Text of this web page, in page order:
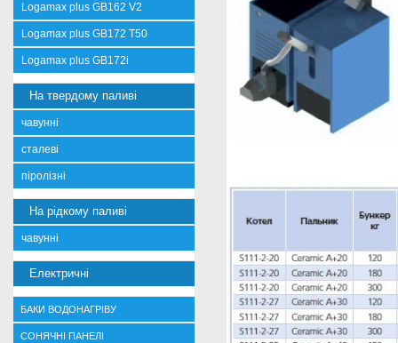
Logamax plus GB162 V2
Logamax plus GB172 T50
Logamax plus GB172i
На твердому паливі
чавунні
сталеві
піролізні
На рідкому паливі
чавунні
Електричні
БАКИ ВОДОНАГРІВУ
СОНЯЧНІ ПАНЕЛІ